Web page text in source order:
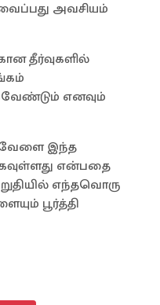
அவசியம்
தீர்வுகளில்
எனவும்
இந்த
என்பதை
எந்தவொரு
பூர்த்தி